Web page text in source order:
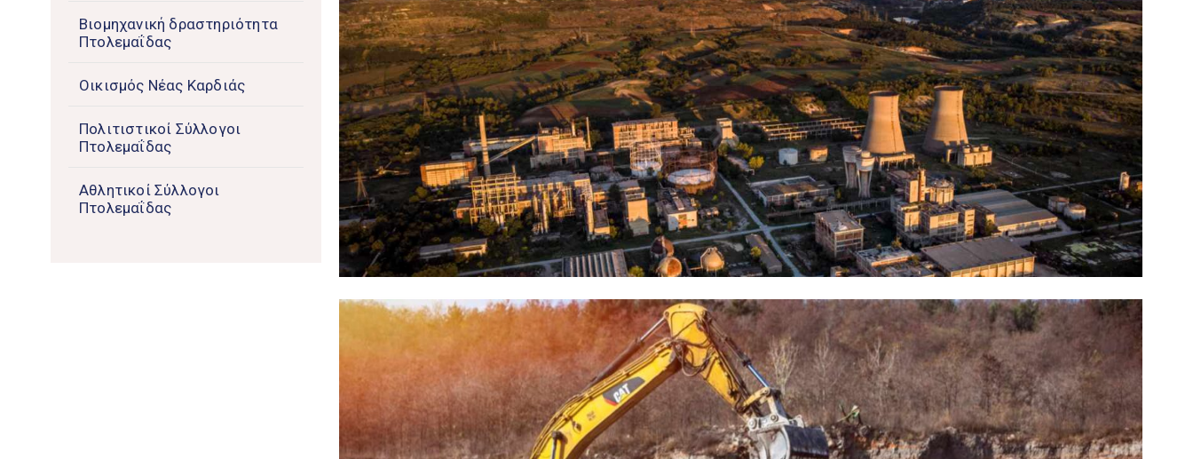
Βιομηχανική δραστηριότητα
Πτολεμαΐδας
Οικισμός Νέας Καρδιάς
Πολιτιστικοί Σύλλογοι
Πτολεμαΐδας
Αθλητικοί Σύλλογοι
Πτολεμαΐδας